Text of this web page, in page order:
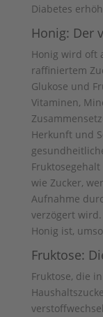
Diabetes
Honig: Der
Honig wird oft
raffiniertem
Glukose und
Vitaminen,
Herkunft und
wie Zucker,
Aufnahme
verzögert
Honig ist,
Fruktose:
Fruktose, die